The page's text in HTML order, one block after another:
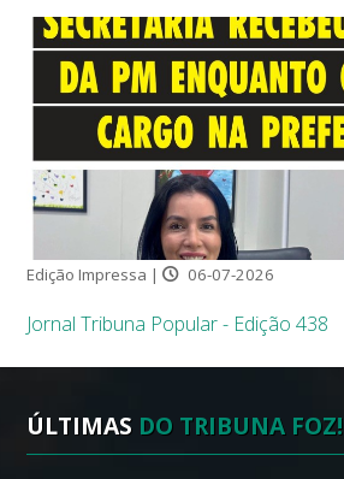
Edição Impressa | 06-07-2026
Jornal Tribuna Popular - Edição 438
ÚLTIMAS DO TRIBUNA FOZ!